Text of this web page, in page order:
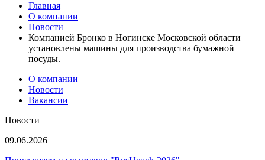
Главная
О компании
Новости
Компанией Бронко в Ногинске Московской области
установлены машины для производства бумажной
посуды.
О компании
Новости
Вакансии
Новости
09.06.2026